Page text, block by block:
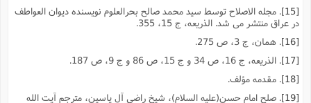
. مجله الاصلاح توسط سید محمد صالح بحرالعلوم نویسنده دیوان العواطف
در عراق منتشر مى شد. الذریعه، ج 15، 355.
. همان، ج 3، ص 275.
. الذریعه، ج 16، ص 34 و ج 15، ص 86 و ج 9، ص 187.
. مقدمه مؤلف.
. صلح امام حسن(علیه السلام)، شیخ راضى آل یاسین، مترجم آیت الله